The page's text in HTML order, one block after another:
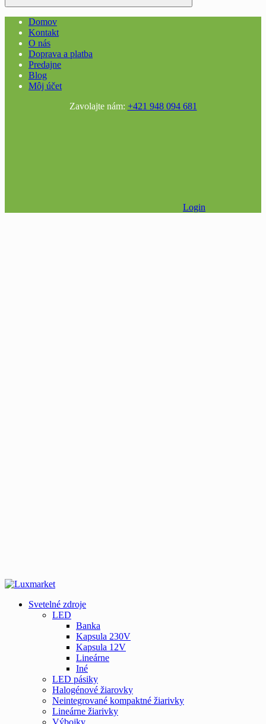
Domov
Kontakt
O nás
Doprava a platba
Predajne
Blog
Môj účet
Zavolajte nám: +421 948 094 681
Login
Svetelné zdroje
LED
Banka
Kapsula 230V
Kapsula 12V
Lineárne
Iné
LED pásiky
Halogénové žiarovky
Neintegrované kompaktné žiarivky
Lineárne žiarivky
Výbojky